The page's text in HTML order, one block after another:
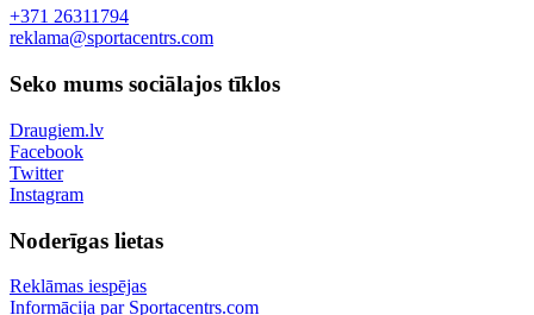
+371 26311794
reklama@sportacentrs.com
Seko mums sociālajos tīklos
Draugiem.lv
Facebook
Twitter
Instagram
Noderīgas lietas
Reklāmas iespējas
Informācija par Sportacentrs.com